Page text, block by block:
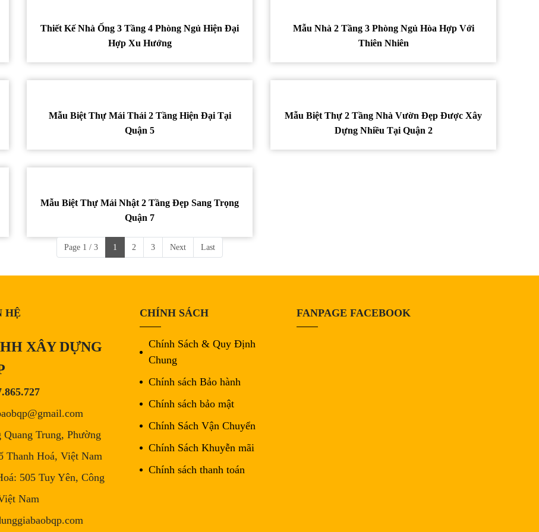
Thiết Kế Nhà Ống 3 Tầng 4 Phòng Ngủ Hiện Đại
Hợp Xu Hướng
Mẫu Nhà 2 Tầng 3 Phòng Ngủ Hòa Hợp Với
Thiên Nhiên
Mẫu Biệt Thự Mái Thái 2 Tầng Hiện Đại Tại
Quận 5
Mẫu Biệt Thự 2 Tầng Nhà Vườn Đẹp Được Xây
Dựng Nhiều Tại Quận 2
Mẫu Biệt Thự Mái Nhật 2 Tầng Đẹp Sang Trọng
Quận 7
Page 1 / 3 1 2 3 Next Last
HỆ
XÂY DỰNG
Trung, Phường
Thanh Hoá, Việt Nam
505 Tuy Yên, Công
Nam
CHÍNH SÁCH
Chính Sách & Quy Định
Chung
Chính sách Bảo hành
Chính sách bảo mật
Chính Sách Vận Chuyển
Chính Sách Khuyễn mãi
Chính sách thanh toán
FANPAGE FACEBOOK